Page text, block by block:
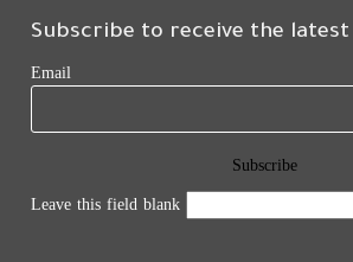
Subscribe to receive the latest
Email
Leave this field blank